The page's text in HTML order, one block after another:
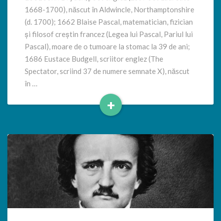
1668-1700), născut în Aldwincle, Northamptonshire
(d. 1700); 1662 Blaise Pascal, matematician, fizician
și filosof creștin francez (Legea lui Pascal, Pariul lui
Pascal), moare de o tumoare la stomac la 39 de ani;
1686 Eustace Budgell, scriitor englez (The
Spectator, scriind 37 de numere semnate X), născut
în …
+
Read